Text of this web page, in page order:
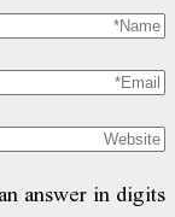
answer in digits: